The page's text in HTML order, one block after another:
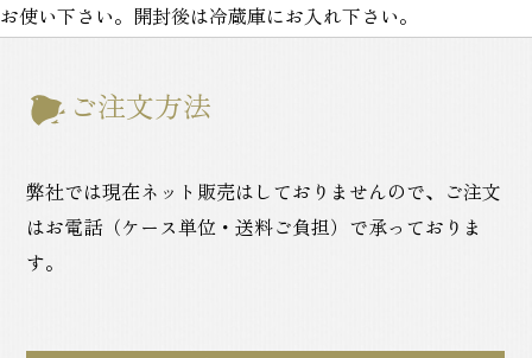
お使い下さい。開封後は冷蔵庫にお入れ下さい。
ご注文方法
弊社では現在ネット販売はしておりませんので、ご注文
はお電話（ケース単位・送料ご負担）で承っておりま
す。